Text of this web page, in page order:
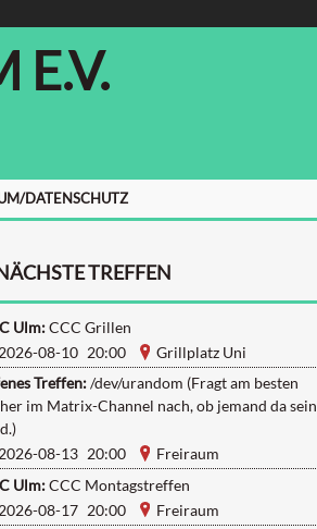
E.V.
DATENSCHUTZ
TREFFEN
Ulm:CCC Grillen
2026-08-10 20:00
Grillplatz Uni
Treffen:/dev/urandom (Fragt am besten
im Matrix-Channel nach, ob jemand da sein
2026-08-13 20:00
Freiraum
Ulm:CCC Montagstreffen
2026-08-17 20:00
Freiraum